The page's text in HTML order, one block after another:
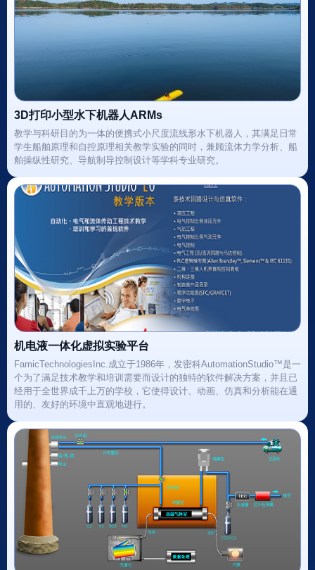
3D打印小型水下机器人ARMs
教学与科研目的为一体的便携式小尺度流线形水下机器人，其满足日常
学生船舶原理和自控原理相关教学实验的同时，兼顾流体力学分析、船
舶操纵性研究、导航制导控制设计等学科专业研究。
机电液一体化虚拟实验平台
FamicTechnologiesInc.成立于1986年，发密科AutomationStudio™是一
个为了满足技术教学和培训需要而设计的独特的软件解决方案，并且已
经用于全世界成千上万的学校，它使得设计、动画、仿真和分析能在通
用的、友好的环境中直观地进行。